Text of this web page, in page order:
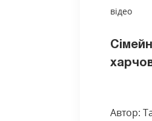
відео
Автор: